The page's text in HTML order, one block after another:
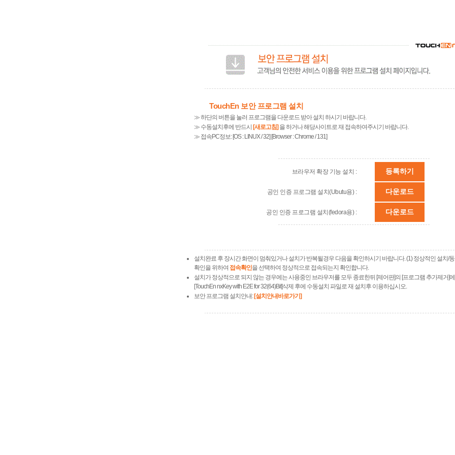
TouchEn 보안 프로그램 설치
≫ 하단의 버튼을 눌러 프로그램을 다운로드 받아 설치 하시기 바랍니다.
≫ 수동설치후에 반드시 [새로고침] 을 하거나 해당사이트로 재 접속하여주시기 바랍니다.
≫ 접속PC정보: [OS : LINUX / 32] [Browser : Chrome / 131]
브라우저 확장 기능 설치 : 등록하기
공인 인증 프로그램 설치(Ubutu용) : 다운로드
공인 인증 프로그램 설치(fedora용) : 다운로드
설치완료 후 장시간 화면이 멈춰있거나 설치가 반복될경우 다음을 확인하시기 바랍니다. (1) 정상적인 설치/
확인을 위하여 접속확인을 선택하여 정상적으로 접속되는지 확인합니다.
설치가 정상적으로 되지 않는 경우에는 사용중인 브라우저를 모두 종료한뒤 [제어판]의 [프로그램 추가제거]
[TouchEn nxKey with E2E for 32(64)Bit]삭제 후에 수동설치 파일로 재 설치후 이용하십시오.
보안 프로그램 설치안내: [설치안내바로가기]